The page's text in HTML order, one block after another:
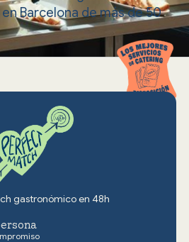
Barcelona de más de 50
gastronómico en 48h